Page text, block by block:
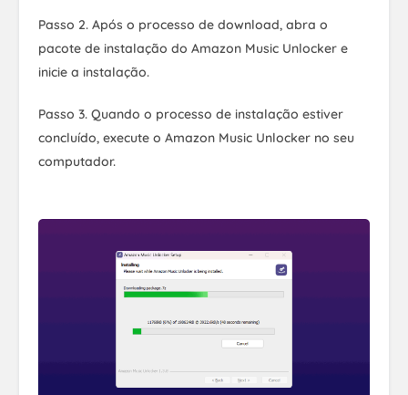
Passo 2. Após o processo de download, abra o
pacote de instalação do Amazon Music Unlocker e
inicie a instalação.
Passo 3. Quando o processo de instalação estiver
concluído, execute o Amazon Music Unlocker no seu
computador.